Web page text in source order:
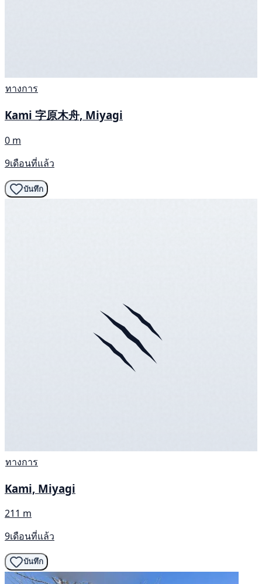
ทางการ
Kami 字原木舟, Miyagi
0 m
9เดือนที่แล้ว
บันทึก
ทางการ
Kami, Miyagi
211 m
9เดือนที่แล้ว
บันทึก